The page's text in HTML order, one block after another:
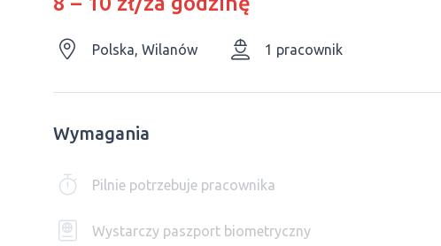
Polska, Wilanów 1 pracownik
Wymagania
Pilnie potrzebuje pracownika
Wystarczy paszport biometryczny